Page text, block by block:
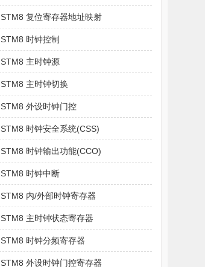
STM8 复位寄存器地址映射
STM8 时钟控制
STM8 主时钟源
STM8 主时钟切换
STM8 外设时钟门控
STM8 时钟安全系统(CSS)
STM8 时钟输出功能(CCO)
STM8 时钟中断
STM8 内/外部时钟寄存器
STM8 主时钟状态寄存器
STM8 时钟分频寄存器
STM8 外设时钟门控寄存器